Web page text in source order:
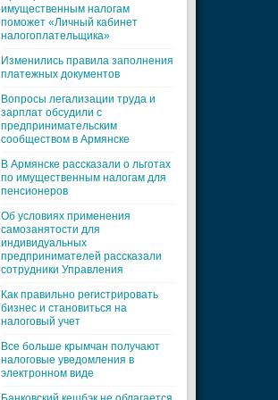
имущественным налогам
поможет «Личный кабинет
налогоплательщика»
Изменились правила заполнения
платежных документов
Вопросы легализации труда и
зарплат обсудили с
предпринимательским
сообществом в Армянске
В Армянске рассказали о льготах
по имущественным налогам для
пенсионеров
Об условиях применения
самозанятости для
индивидуальных
предпринимателей рассказали
сотрудники Управления
Как правильно регистрировать
бизнес и становиться на
налоговый учет
Все больше крымчан получают
налоговые уведомления в
электронном виде